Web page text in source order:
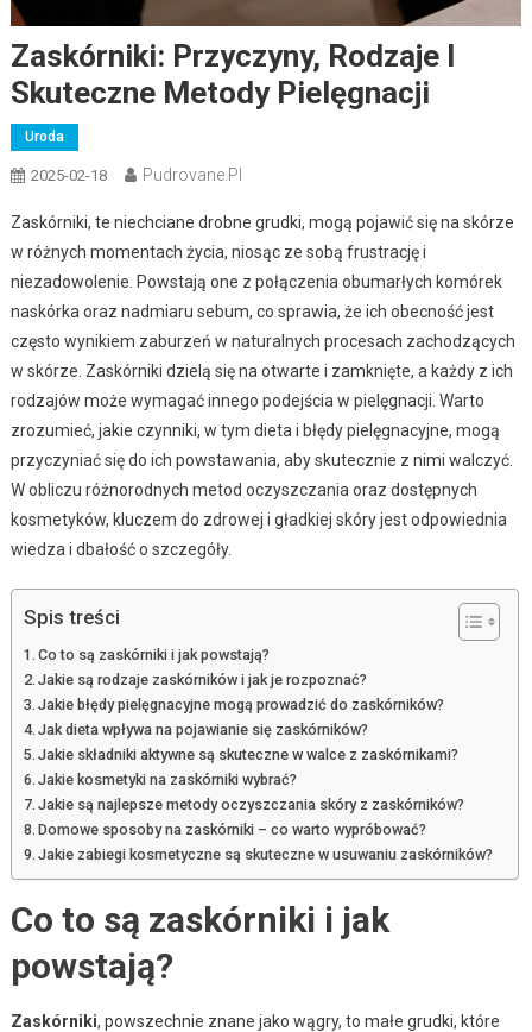
Zaskórniki: Przyczyny, Rodzaje I
Skuteczne Metody Pielęgnacji
Uroda
2025-02-18 Pudrovane.pl
Zaskórniki, te niechciane drobne grudki, mogą pojawić się na skórze
w różnych momentach życia, niosąc ze sobą frustrację i
niezadowolenie. Powstają one z połączenia obumarłych komórek
naskórka oraz nadmiaru sebum, co sprawia, że ich obecność jest
często wynikiem zaburzeń w naturalnych procesach zachodzących
w skórze. Zaskórniki dzielą się na otwarte i zamknięte, a każdy z ich
rodzajów może wymagać innego podejścia w pielęgnacji. Warto
zrozumieć, jakie czynniki, w tym dieta i błędy pielęgnacyjne, mogą
przyczyniać się do ich powstawania, aby skutecznie z nimi walczyć.
W obliczu różnorodnych metod oczyszczania oraz dostępnych
kosmetyków, kluczem do zdrowej i gładkiej skóry jest odpowiednia
wiedza i dbałość o szczegóły.
Spis treści
Co to są zaskórniki i jak powstają?
Jakie są rodzaje zaskórników i jak je rozpoznać?
Jakie błędy pielęgnacyjne mogą prowadzić do zaskórników?
Jak dieta wpływa na pojawianie się zaskórników?
Jakie składniki aktywne są skuteczne w walce z zaskórnikami?
Jakie kosmetyki na zaskórniki wybrać?
Jakie są najlepsze metody oczyszczania skóry z zaskórników?
Domowe sposoby na zaskórniki – co warto wypróbować?
Jakie zabiegi kosmetyczne są skuteczne w usuwaniu zaskórników?
Co to są zaskórniki i jak
powstają?
Zaskórniki, powszechnie znane jako wągry, to małe grudki, które